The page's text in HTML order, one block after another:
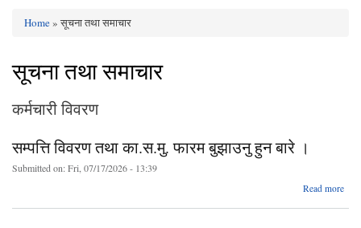
You are here
Home» सूचना तथा समाचार
सूचना तथा समाचार
कर्मचारी विवरण
सम्पत्ति विवरण तथा का.स.मु. फारम बुझाउनु हुन बारे ।
Submitted on:Fri, 07/17/2026 - 13:39
Read more